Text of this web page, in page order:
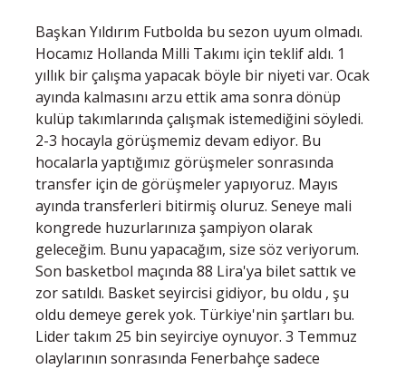
Başkan Yıldırım Futbolda bu sezon uyum olmadı.
Hocamız Hollanda Milli Takımı için teklif aldı. 1
yıllık bir çalışma yapacak böyle bir niyeti var. Ocak
ayında kalmasını arzu ettik ama sonra dönüp
kulüp takımlarında çalışmak istemediğini söyledi.
2-3 hocayla görüşmemiz devam ediyor. Bu
hocalarla yaptığımız görüşmeler sonrasında
transfer için de görüşmeler yapıyoruz. Mayıs
ayında transferleri bitirmiş oluruz. Seneye mali
kongrede huzurlarınıza şampiyon olarak
geleceğim. Bunu yapacağım, size söz veriyorum.
Son basketbol maçında 88 Lira'ya bilet sattık ve
zor satıldı. Basket seyircisi gidiyor, bu oldu , şu
oldu demeye gerek yok. Türkiye'nin şartları bu.
Lider takım 25 bin seyirciye oynuyor. 3 Temmuz
olaylarının sonrasında Fenerbahçe sadece